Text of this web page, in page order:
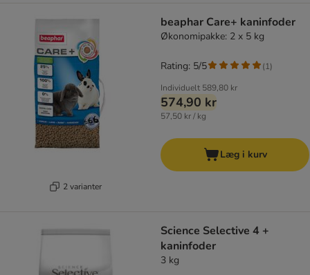
2 varianter
beaphar Care+ kaninfoder
Økonomipakke: 2 x 5 kg
Individuelt 589,80 kr
574,90 kr
57,50 kr / kg
Rating: 5/5 (1)
Læg i kurv
Science Selective 4 +
kaninfoder
3 kg